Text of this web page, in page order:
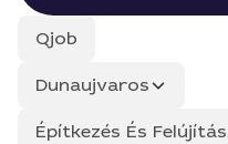
Qjob
Dunaujvaros
Építkezés És